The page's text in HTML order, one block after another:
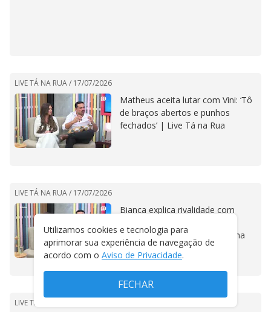
LIVE TÁ NA RUA / 17/07/2026
Matheus aceita lutar com Vini: ‘Tô
de braços abertos e punhos
fechados’ | Live Tá na Rua
LIVE TÁ NA RUA / 17/07/2026
Bianca explica rivalidade com
como alvo no jogo | Live Tá na
Rua
LIVE TÁ NA RUA /
Utilizamos cookies e tecnologia para
aprimorar sua experiência de navegação de
acordo com o Aviso de Privacidade.
FECHAR